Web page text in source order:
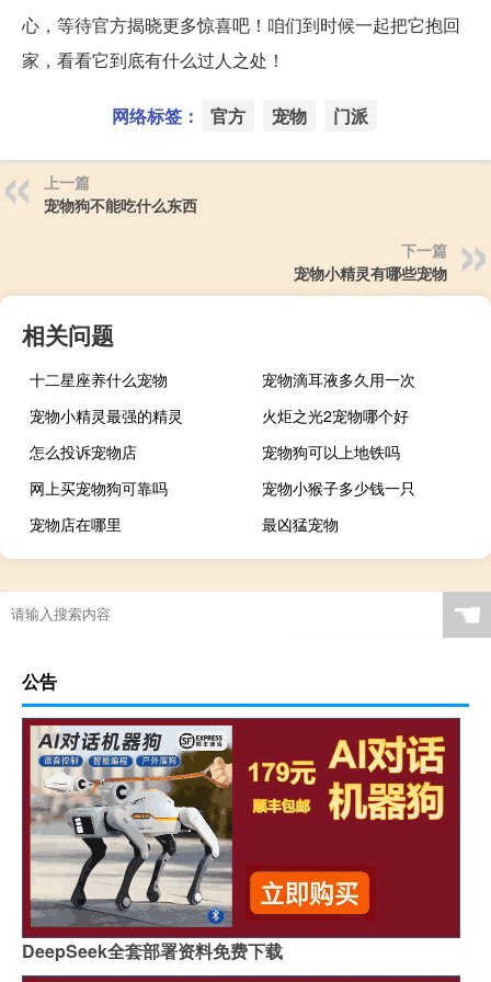
心，等待官方揭晓更多惊喜吧！咱们到时候一起把它抱回
家，看看它到底有什么过人之处！
网络标签： 官方 宠物 门派
上一篇
宠物狗不能吃什么东西
下一篇
宠物小精灵有哪些宠物
相关问题
十二星座养什么宠物
宠物滴耳液多久用一次
宠物小精灵最强的精灵
火炬之光2宠物哪个好
怎么投诉宠物店
宠物狗可以上地铁吗
网上买宠物狗可靠吗
宠物小猴子多少钱一只
宠物店在哪里
最凶猛宠物
☚
公告
DeepSeek全套部署资料免费下载